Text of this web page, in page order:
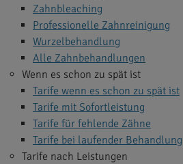
Zahnbleaching
Professionelle Zahnreinigung
Wurzelbehandlung
Alle Zahnbehandlungen
Wenn es schon zu spät ist
Tarife wenn es schon zu spät ist
Tarife mit Sofortleistung
Tarife für fehlende Zähne
Tarife bei laufender Behandlung
Tarife nach Leistungen